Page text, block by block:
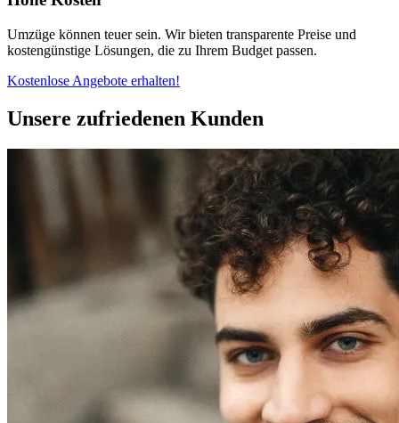
Umzüge können teuer sein. Wir bieten transparente Preise und
kostengünstige Lösungen, die zu Ihrem Budget passen.
Kostenlose Angebote erhalten!
Unsere zufriedenen Kunden